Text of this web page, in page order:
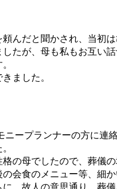
んだと聞かされ、当初
たが、母も私もお互い話
ました。
ープランナーの方に連絡
の母でしたので、葬儀
会食のメニュー等、細
、故人の意思通り、葬